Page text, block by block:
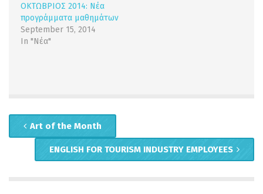
ΟΚΤΩΒΡΙΟΣ 2014: Νέα
προγράμματα μαθημάτων
September 15, 2014
In "Νέα"
Art of the Month
ENGLISH FOR TOURISM INDUSTRY EMPLOYEES